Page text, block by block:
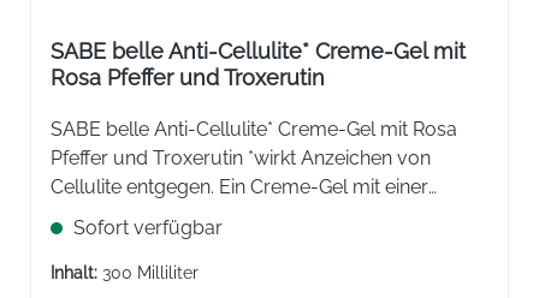
SABE belle Anti-Cellulite* Creme-Gel mit
Rosa Pfeffer und Troxerutin
SABE belle Anti-Cellulite* Creme-Gel mit Rosa
Pfeffer und Troxerutin *wirkt Anzeichen von
Cellulite entgegen. Ein Creme-Gel mit einer
frischen, leichten und schnell einziehenden Textur,
das die Entschlackung und die Entwässerung
fördert.
Sofort verfügbar
Inhalt: 300 Milliliter